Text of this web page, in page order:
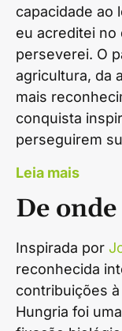
capacidade ao
eu acreditei no
perseverei. O
agricultura, da
mais
conquista
perseguirem
Leia mais
De
Inspirada por
reconhecida
contribuições
Hungria foi